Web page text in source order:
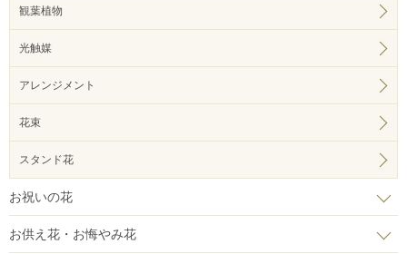
観葉植物
光触媒
アレンジメント
花束
スタンド花
お祝いの花
お供え花・お悔やみ花